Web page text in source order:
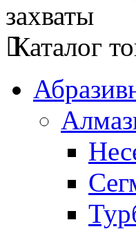
захваты
Каталог